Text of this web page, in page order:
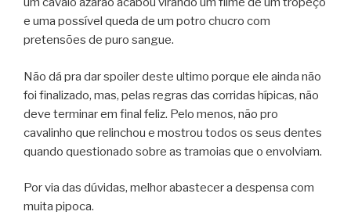
e uma possível queda de um potro chucro com
pretensões de puro sangue.
Não dá pra dar spoiler deste ultimo porque ele ainda não
foi finalizado, mas, pelas regras das corridas hípicas, não
deve terminar em final feliz. Pelo menos, não pro
cavalinho que relinchou e mostrou todos os seus dentes
quando questionado sobre as tramoias que o envolviam.
Por via das dúvidas, melhor abastecer a despensa com
muita pipoca.